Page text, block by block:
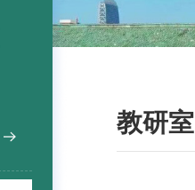
教研室